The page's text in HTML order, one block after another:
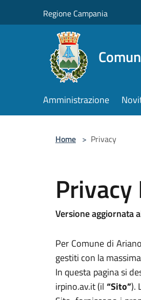
Regione Campania
Amministrazione
Home > Privacy
Privacy
Versione aggiornata
Per Comune di
gestiti con la
In questa pagina si
irpino.av.it (il “Sito”).